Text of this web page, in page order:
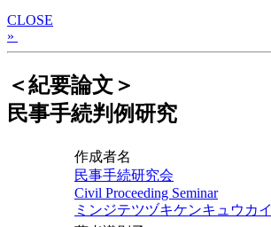
CLOSE
»
＜紀要論文＞
民事手続判例研究
作成者名
民事手続研究会
Civil Proceeding Seminar
ミンジテツヅキケンキュウカイ